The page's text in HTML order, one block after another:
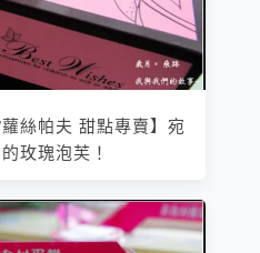
絲帕夫 甜點專賣】宛
玫瑰泡芙！